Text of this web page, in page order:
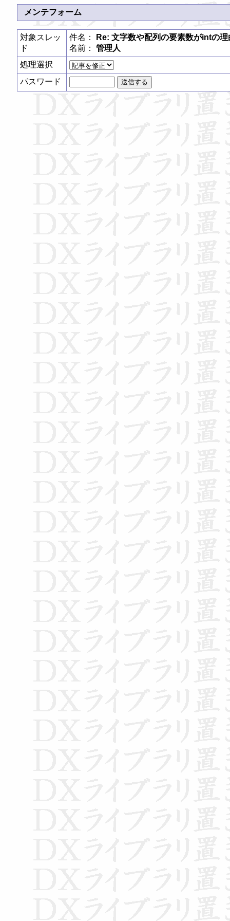
メンテフォーム
対象スレッ
ド
件名：
Re: 文字数や配列の要素数がintの理
名前： 管理人
処理選択
パスワード